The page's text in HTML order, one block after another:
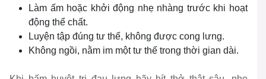
Làm ấm hoặc khởi động nhẹ nhàng trước khi hoạt
động thể chất.
Luyện tập đúng tư thế, không được cong lưng.
Không ngồi, nằm im một tư thế trong thời gian dài.